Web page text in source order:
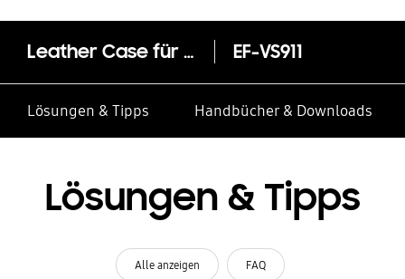
Leather Case für das Galaxy S23 EF-VS911
Lösungen & Tipps Handbücher & Downloads
Lösungen & Tipps
Alle anzeigen FAQ